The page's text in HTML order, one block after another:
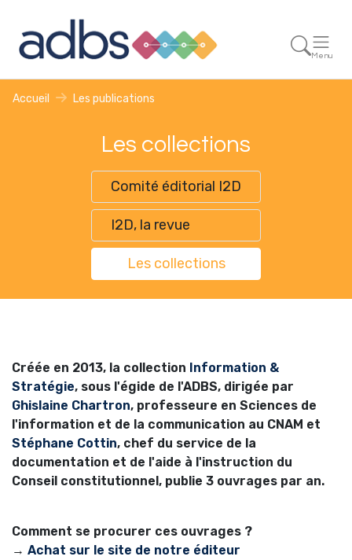
Menu
Accueil Les publications
Les collections
Comité éditorial I2D
I2D, la revue
Les collections
Créée en 2013, la collection Information &
Stratégie, sous l'égide de l'ADBS, dirigée par
Ghislaine Chartron, professeure en Sciences de
l'information et de la communication au CNAM et
Stéphane Cottin, chef du service de la
documentation et de l'aide à l'instruction du
Conseil constitutionnel, publie 3 ouvrages par an.
Comment se procurer ces ouvrages ?
→ Achat sur le site de notre éditeur